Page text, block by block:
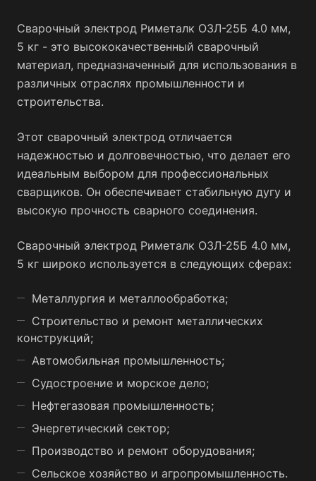
Сварочный электрод Риметалк ОЗЛ-25Б 4.0 мм,
5 кг - это высококачественный сварочный
материал, предназначенный для использования в
различных отраслях промышленности и
строительства.
Этот сварочный электрод отличается
надежностью и долговечностью, что делает его
идеальным выбором для профессиональных
сварщиков. Он обеспечивает стабильную дугу и
высокую прочность сварного соединения.
Сварочный электрод Риметалк ОЗЛ-25Б 4.0 мм,
5 кг широко используется в следующих сферах:
Металлургия и металлообработка;
Строительство и ремонт металлических
конструкций;
Автомобильная промышленность;
Судостроение и морское дело;
Нефтегазовая промышленность;
Энергетический сектор;
Производство и ремонт оборудования;
Сельское хозяйство и агропромышленность.